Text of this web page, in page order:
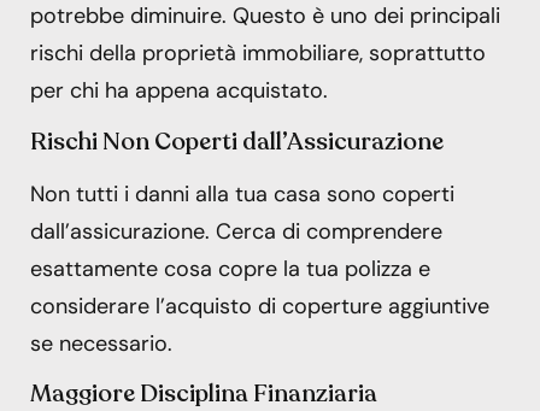
potrebbe diminuire. Questo è uno dei principali
rischi della proprietà immobiliare, soprattutto
per chi ha appena acquistato.
Rischi Non Coperti dall’Assicurazione
Non tutti i danni alla tua casa sono coperti
dall’assicurazione. Cerca di comprendere
esattamente cosa copre la tua polizza e
considerare l’acquisto di coperture aggiuntive
se necessario.
Maggiore Disciplina Finanziaria